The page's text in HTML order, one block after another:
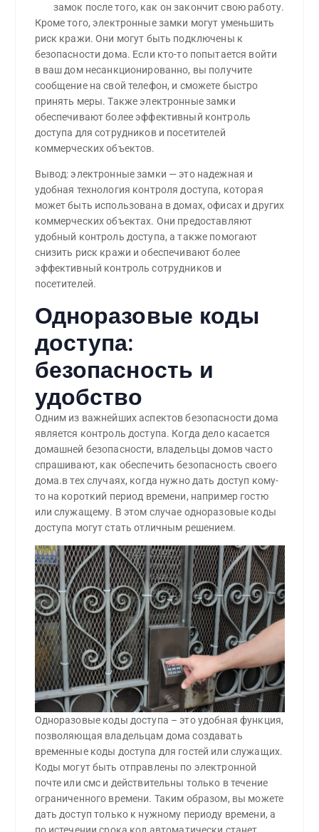
замок после того, как он закончит свою работу.
Кроме того, электронные замки могут уменьшить
риск кражи. Они могут быть подключены к
безопасности дома. Если кто-то попытается войти
в ваш дом несанкционированно, вы получите
сообщение на свой телефон, и сможете быстро
принять меры. Также электронные замки
обеспечивают более эффективный контроль
доступа для сотрудников и посетителей
коммерческих объектов.
Вывод: электронные замки — это надежная и
удобная технология контроля доступа, которая
может быть использована в домах, офисах и других
коммерческих объектах. Они предоставляют
удобный контроль доступа, а также помогают
снизить риск кражи и обеспечивают более
эффективный контроль сотрудников и
посетителей.
Одноразовые коды
доступа:
безопасность и
удобство
Одним из важнейших аспектов безопасности дома
является контроль доступа. Когда дело касается
домашней безопасности, владельцы домов часто
спрашивают, как обеспечить безопасность своего
дома.в тех случаях, когда нужно дать доступ кому-
то на короткий период времени, например гостю
или служащему. В этом случае одноразовые коды
доступа могут стать отличным решением.
Одноразовые коды доступа – это удобная функция,
позволяющая владельцам дома создавать
временные коды доступа для гостей или служащих.
Коды могут быть отправлены по электронной
почте или смс и действительны только в течение
ограниченного времени. Таким образом, вы можете
дать доступ только к нужному периоду времени, а